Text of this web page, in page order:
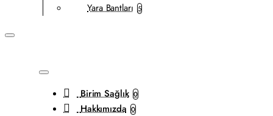
Yara Bantları 5
Birim Sağlık 0
Hakkımızda 0